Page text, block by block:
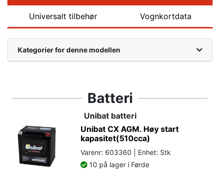
Universalt tilbehør Vognkortdata
Kategorier for denne modellen
Batteri
Unibat batteri
Unibat CX AGM. Høy start
kapasitet(510cca)
Varenr: 603360 | Enhet: Stk
10 på lager i Førde